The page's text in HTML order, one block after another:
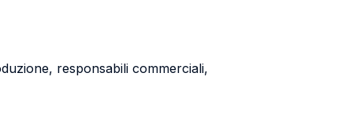
responsabili commerciali,